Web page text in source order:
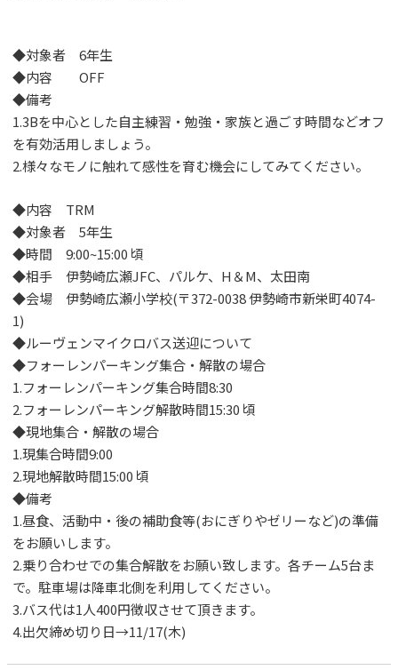
◆対象者 6年生
◆内容 OFF
◆備考
1.3Bを中心とした自主練習・勉強・家族と過ごす時間などオフ
を有効活用しましょう。
2.様々なモノに触れて感性を育む機会にしてみてください。
◆内容 TRM
◆対象者 5年生
◆時間 9:00~15:00 頃
◆相手 伊勢崎広瀬JFC、パルケ、H＆M、太田南
◆会場 伊勢崎広瀬小学校(〒372-0038 伊勢崎市新栄町4074-
1)
◆ルーヴェンマイクロバス送迎について
◆フォーレンパーキング集合・解散の場合
1.フォーレンパーキング集合時間8:30
2.フォーレンパーキング解散時間15:30 頃
◆現地集合・解散の場合
1.現集合時間9:00
2.現地解散時間15:00 頃
◆備考
1.昼食、活動中・後の補助食等(おにぎりやゼリーなど)の準備
をお願いします。
2.乗り合わせでの集合解散をお願い致します。各チーム5台ま
で。駐車場は降車北側を利用してください。
3.バス代は1人400円徴収させて頂きます。
4.出欠締め切り日→11/17(木)